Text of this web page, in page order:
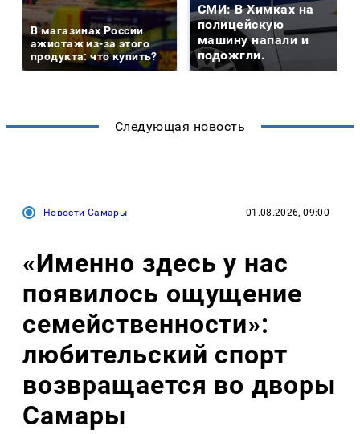
В магазинах России
ажиотаж из-за этого
продукта: что купить?
СМИ: В Химках на
полицейскую
машину напали и
подожгли.
Следующая новость
Новости Самары 01.08.2026, 09:00
«Именно здесь у нас
появилось ощущение
семейственности»:
любительский спорт
возвращается во дворы
Самары